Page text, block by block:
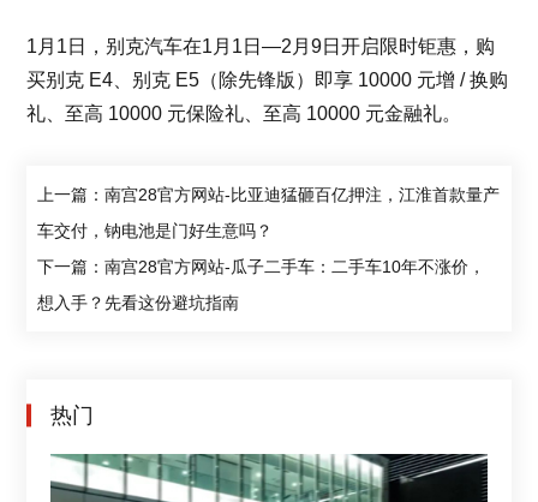
1月1日，别克汽车在1月1日—2月9日开启限时钜惠，购
买别克 E4、别克 E5（除先锋版）即享 10000 元增 / 换购
礼、至高 10000 元保险礼、至高 10000 元金融礼。
上一篇：南宫28官方网站-比亚迪猛砸百亿押注，江淮首款量产
车交付，钠电池是门好生意吗？
下一篇：南宫28官方网站-瓜子二手车：二手车10年不涨价，
想入手？先看这份避坑指南
热门